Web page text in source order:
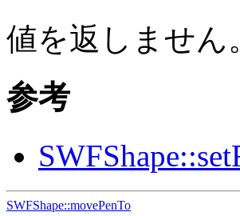
値を返しません
参考
SWFShape::movePenTo